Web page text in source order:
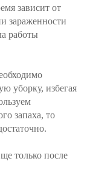
зависит от
зараженности
работы
уборку, избегая
запаха, то
только после